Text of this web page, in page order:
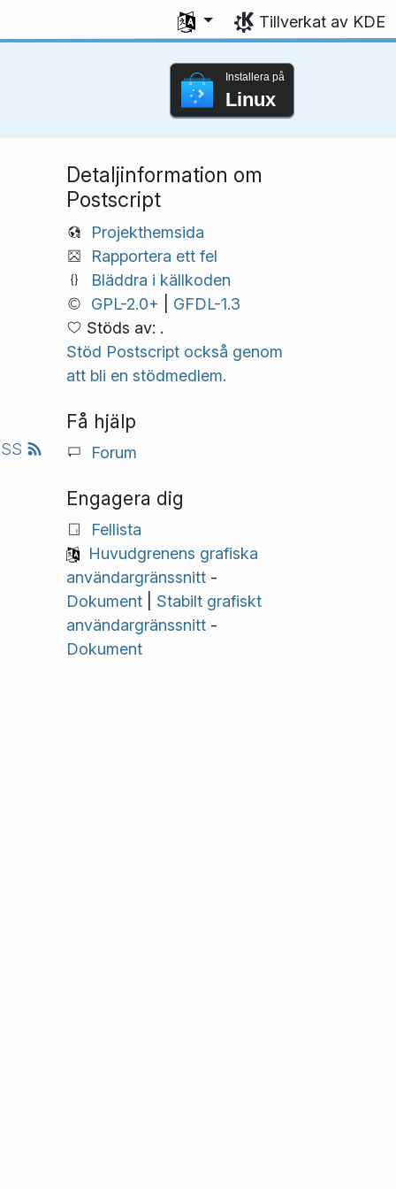
Välj ditt språk
Tillverkat av KDE
Installera på
Linux
Detaljinformation om
Postscript
Projekthemsida
Rapportera ett fel
Bläddra i källkoden
GPL-2.0+
GFDL-1.3
Stöds av: .
Stöd Postscript också genom
att bli en stödmedlem.
Få hjälp
Forum
Engagera dig
Fellista
Huvudgrenens grafiska
användargränssnitt-
Dokument| Stabilt grafiskt
användargränssnitt-
Dokument